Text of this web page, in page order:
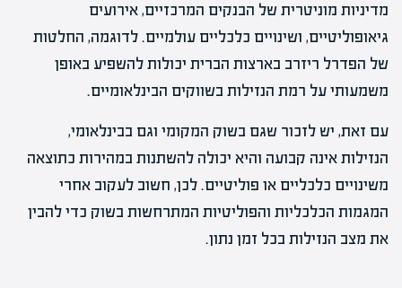
מדיניות מוניטרית של הבנקים המרכזיים, אירועים
גיאופוליטיים, ושינויים כלכליים עולמיים. לדוגמה, החלטות
של הפדרל ריזרב בארצות הברית יכולות להשפיע באופן
משמעותי על רמת הנזילות בשווקים הבינלאומיים.
עם זאת, יש לזכור שגם בשוק המקומי וגם בבינלאומי,
הנזילות אינה קבועה והיא יכולה להשתנות במהירות כתוצאה
משינויים כלכליים או פוליטיים. לכן, חשוב לעקוב אחרי
המגמות הכלכליות והפוליטיות המתרחשות בשוק כדי להבין
את מצב הנזילות בכל זמן נתון.